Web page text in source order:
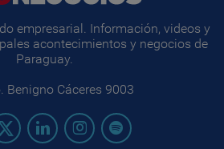
empresarial. Información, videos y
acontecimientos y negocios de
Paraguay.
Benigno Cáceres 9003